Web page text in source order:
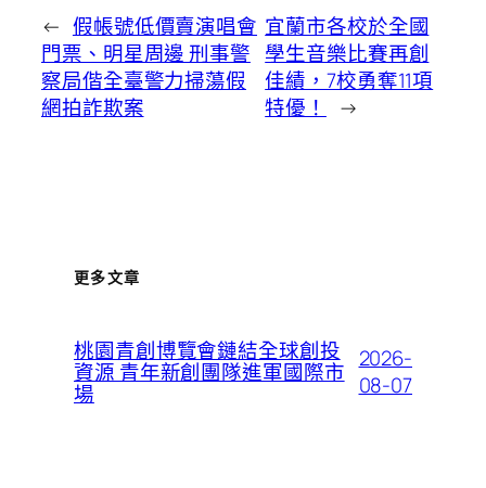
← 假帳號低價賣演唱會
門票、明星周邊 刑事警
察局偕全臺警力掃蕩假
網拍詐欺案
宜蘭市各校於全國
學生音樂比賽再創
佳績，7校勇奪11項
特優！
→
更多文章
桃園青創博覽會鏈結全球創投
資源 青年新創團隊進軍國際市
場
2026-
08-07